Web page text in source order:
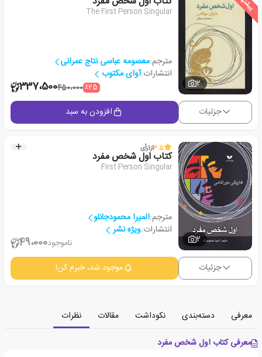
2
The First Person Singular
مترجم:معصومه عباسی نتاج عمرانی
انتشارات:آوای مکتوب
٪25450،000337،500
جزئیات افزودن به سبد
2
3.5از1رأی
کتاب اول شخص مفرد
First Person Singular
مترجم:المیرا محمودجانلو
انتشارات:ویژه نشر
ناموجود49،000
جزئیات موجود شد، خبرم کن!
معرفی دسته‌بندی نکوداشت مقالات
نظرات
معرفی کتاب اول شخص مفرد